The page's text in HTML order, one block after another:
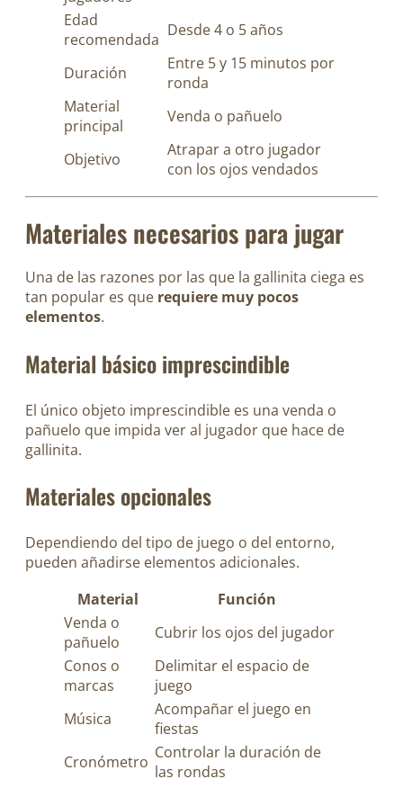
Edad
recomendada Desde 4 o 5 años
Duración
Entre 5 y 15 minutos por
ronda
Material
principal
Venda o pañuelo
Objetivo
Atrapar a otro jugador
con los ojos vendados
Materiales necesarios para jugar
Una de las razones por las que la gallinita ciega es
tan popular es que requiere muy pocos
elementos.
Material básico imprescindible
El único objeto imprescindible es una venda o
pañuelo que impida ver al jugador que hace de
gallinita.
Materiales opcionales
Dependiendo del tipo de juego o del entorno,
pueden añadirse elementos adicionales.
Material
Función
Venda o
pañuelo
Cubrir los ojos del jugador
Conos o
marcas
Delimitar el espacio de
juego
Música
Acompañar el juego en
fiestas
Cronómetro Controlar la duración de
las rondas